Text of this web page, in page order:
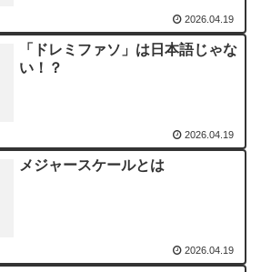
2026.04.19
「ドレミファソ」は日本語じゃな
い！？
2026.04.19
メジャースケールとは
2026.04.19